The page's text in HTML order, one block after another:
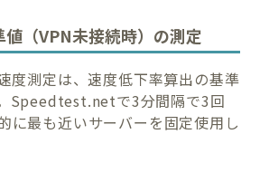
（VPN未接続時）の測定
度測定は、速度低下率算出の基準
Speedtest.netで3分間隔で3回
に最も近いサーバーを固定使用し